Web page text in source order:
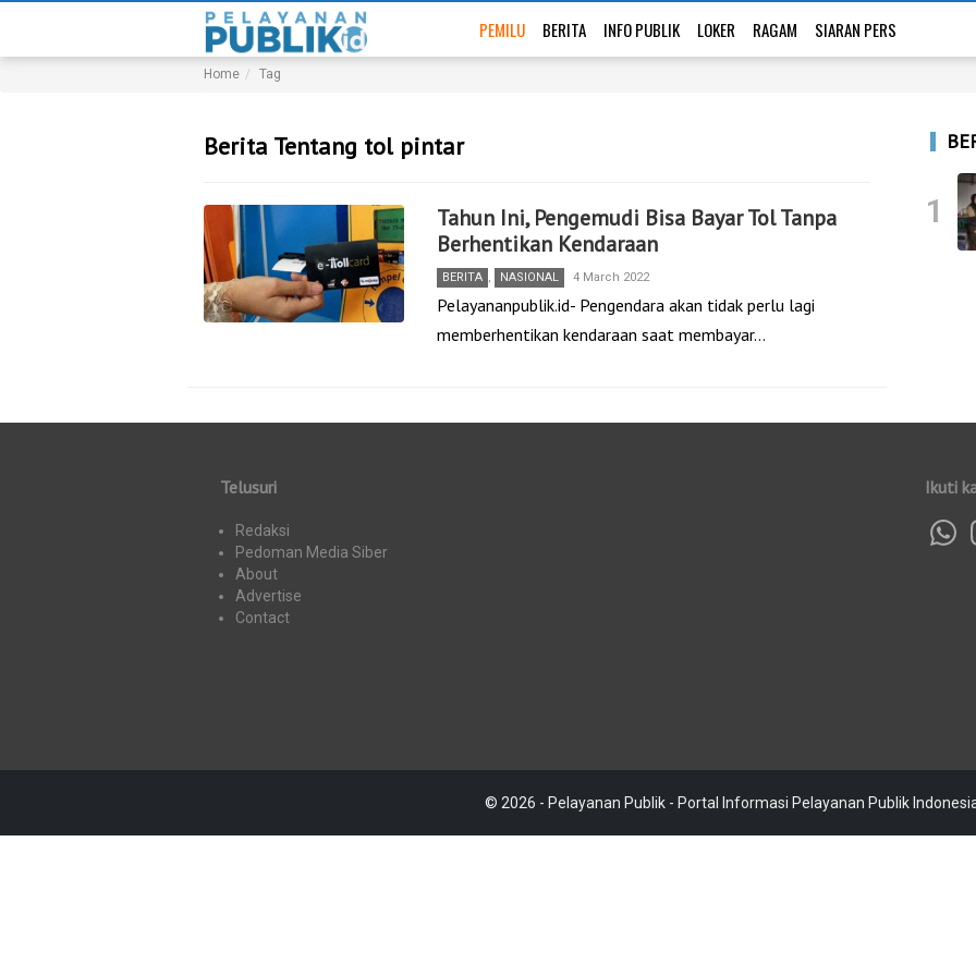
PEMILU BERITA INFO PUBLIK LOKER RAGAM SIARAN PERS
Home Tag
Berita Tentang tol pintar
Tahun Ini, Pengemudi Bisa Bayar Tol Tanpa
Berhentikan Kendaraan
BERITA , NASIONAL 4 March 2022
Pelayananpublik.id- Pengendara akan tidak perlu lagi
memberhentikan kendaraan saat membayar…
1
Telusuri
Redaksi
Pedoman Media Siber
About
Advertise
Contact
Ikuti
© 2026 - Pelayanan Publik - Portal Informasi Pelayanan Publik